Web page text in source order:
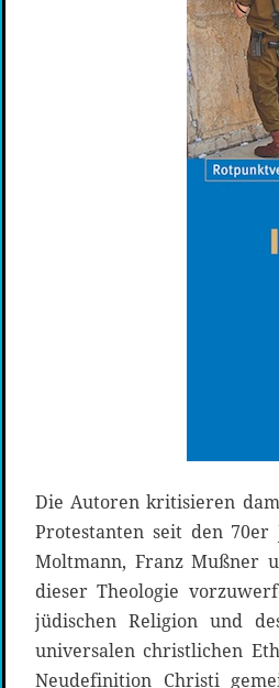
Die Autoren kritisieren
Protestanten seit den
Moltmann, Franz Mußner
dieser Theologie
jüdischen Religion und
universalen christlichen
Neudefinition Christi